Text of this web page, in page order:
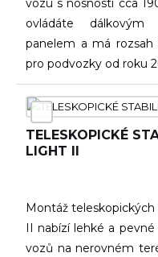
vozu s nosností cca
ovládáte dálkovým
panelem a má
pro podvozky od roku
TELESKOPICKÉ
LIGHT II
Montáž
II nabízí lehké a
vozů na nerovném